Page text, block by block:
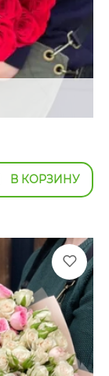
В КОРЗИНУ